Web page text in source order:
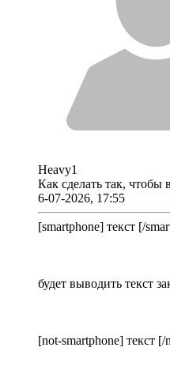
Heavy1
Как сделать так, чтобы
6-07-2026, 17:55
[smartphone] текст [/
будет выводить текст
[not-smartphone] текст [/